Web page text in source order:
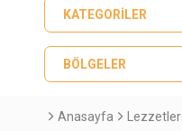
KATEGORILER
BÖLGELER
Anasayfa Lezzetler